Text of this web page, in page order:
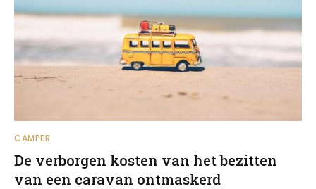
CAMPER
De verborgen kosten van het bezitten
van een caravan ontmaskerd